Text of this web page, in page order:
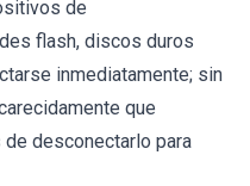
de
flash, discos duros
inmediatamente; sin
que
desconectarlo para